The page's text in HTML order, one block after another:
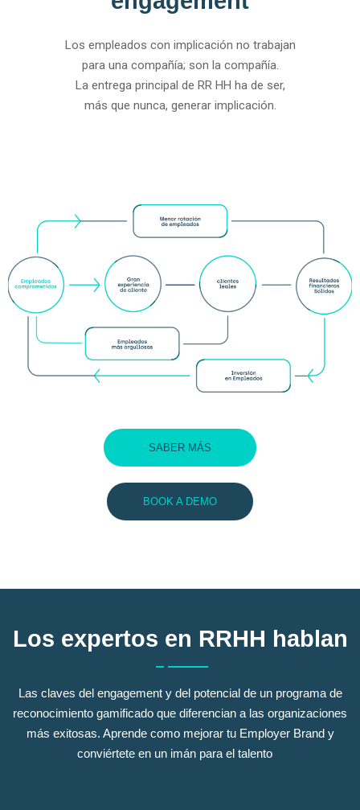
Los empleados con implicación no trabajan
para una compañía; son la compañía.
La entrega principal de RR HH ha de ser,
más que nunca, generar implicación.
SABER MÁS
BOOK A DEMO
Los expertos en RRHH hablan
Las claves del engagement y del potencial de un programa de
reconocimiento gamificado que diferencian a las organizaciones
más exitosas. Aprende como mejorar tu Employer Brand y
conviértete en un imán para el talento